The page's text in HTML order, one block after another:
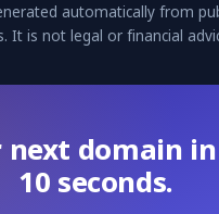
automatically from
It is not legal or financial
next domain
10 seconds.